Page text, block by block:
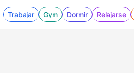
Trabajar Gym Dormir Relajarse